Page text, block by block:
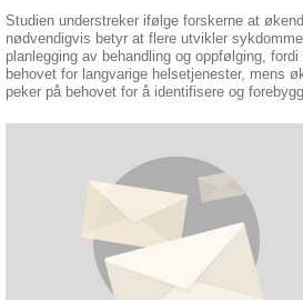
Studien understreker ifølge forskerne at
nødvendigvis betyr at flere utvikler
planlegging av behandling og oppfølging,
behovet for langvarige helsetjenester, mens
peker på behovet for å identifisere og